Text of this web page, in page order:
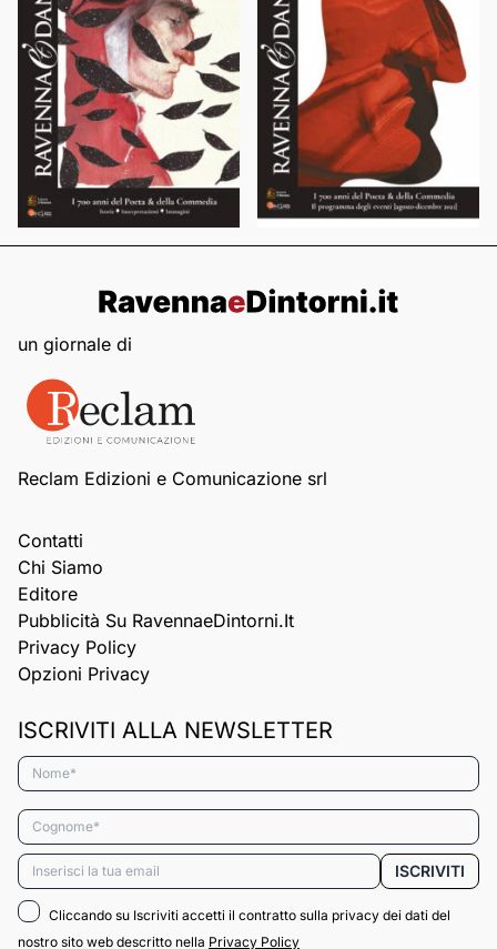
un giornale di
Reclam Edizioni e Comunicazione srl
Contatti
Chi Siamo
Editore
Pubblicità Su RavennaeDintorni.it
Privacy Policy
Opzioni Privacy
ISCRIVITI ALLA NEWSLETTER
Nome*
Cognome*
Email* ISCRIVITI
Cliccando su Iscriviti accetti il contratto sulla privacy dei dati del
nostro sito web descritto nella Privacy Policy